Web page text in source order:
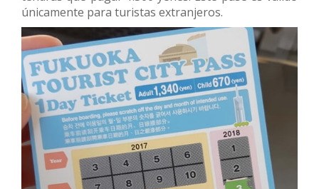
únicamente para turistas extranjeros.